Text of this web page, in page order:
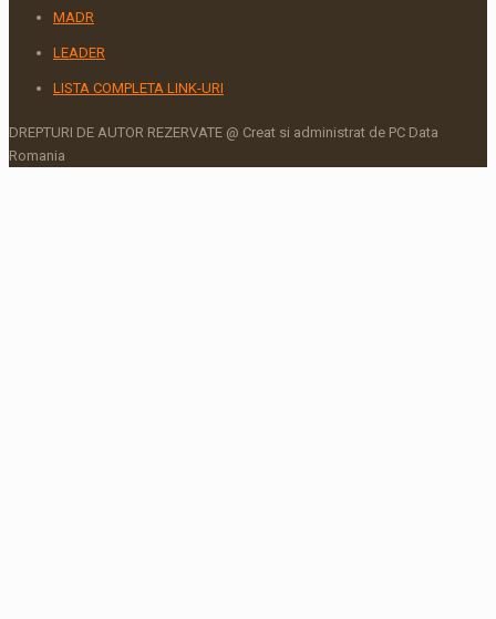
MADR
LEADER
LISTA COMPLETA LINK-URI
DREPTURI DE AUTOR REZERVATE @ Creat si administrat de PC Data
Romania